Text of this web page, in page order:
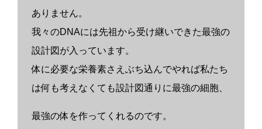
ありません。
我々のDNAには先祖から受け継いできた最強の
設計図が入っています。
体に必要な栄養素さえぶち込んでやれば私たち
は何も考えなくても設計図通りに最強の細胞、
最強の体を作ってくれるのです。